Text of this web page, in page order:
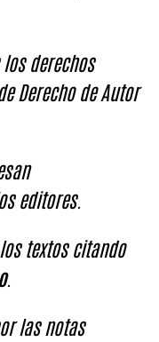
derechos
Derecho de Autor
editores.
textos citando
.
las notas